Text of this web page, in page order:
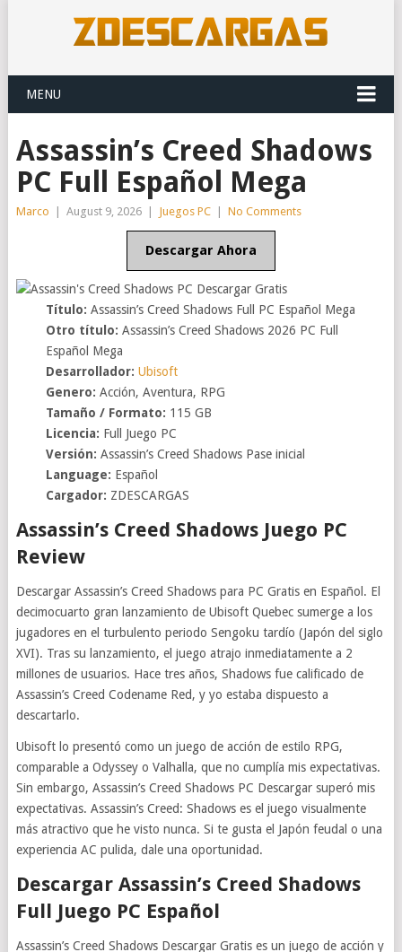
MENU
Assassin’s Creed Shadows
PC Full Español Mega
Marco August 9, 2026 Juegos PC No Comments
Descargar Ahora
Título: Assassin’s Creed Shadows Full PC Español Mega
Otro título: Assassin’s Creed Shadows 2026 PC Full
Español Mega
Desarrollador: Ubisoft
Genero: Acción, Aventura, RPG
Tamaño / Formato: 115 GB
Licencia: Full Juego PC
Versión: Assassin’s Creed Shadows Pase inicial
Language: Español
Cargador: ZDESCARGAS
Assassin’s Creed Shadows Juego PC
Review
Descargar Assassin’s Creed Shadows para PC Gratis en Español. El
decimocuarto gran lanzamiento de Ubisoft Quebec sumerge a los
jugadores en el turbulento periodo Sengoku tardío (Japón del siglo
XVI). Tras su lanzamiento, el juego atrajo inmediatamente a 2
millones de usuarios. Hace tres años, Shadows fue calificado de
Assassin’s Creed Codename Red, y yo estaba dispuesto a
descartarlo.
Ubisoft lo presentó como un juego de acción de estilo RPG,
comparable a Odyssey o Valhalla, que no cumplía mis expectativas.
Sin embargo, Assassin’s Creed Shadows PC Descargar superó mis
expectativas. Assassin’s Creed: Shadows es el juego visualmente
más atractivo que he visto nunca. Si te gusta el Japón feudal o una
experiencia AC pulida, dale una oportunidad.
Descargar Assassin’s Creed Shadows
Full Juego PC Español
Assassin’s Creed Shadows Descargar Gratis es un juego de acción y